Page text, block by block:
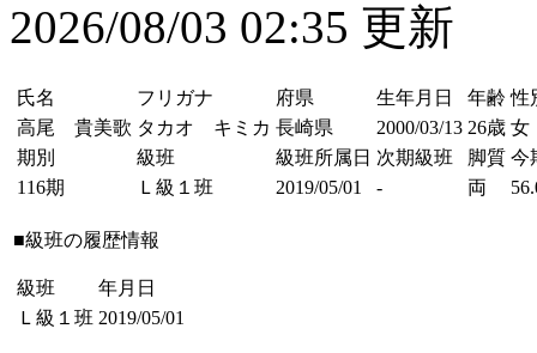
2026/08/03 02:35 更新
氏名 フリガナ 府県 生年月日 年齢 性
高尾 貴美歌 タカオ キミカ 長崎県 2000/03/13 26歳 女
期別
級班 級班所属日 次期級班 脚質 今
116期
Ｌ級１班 2019/05/01 - 両
■級班の履歴情報
級班
年月日
Ｌ級１班 2019/05/01